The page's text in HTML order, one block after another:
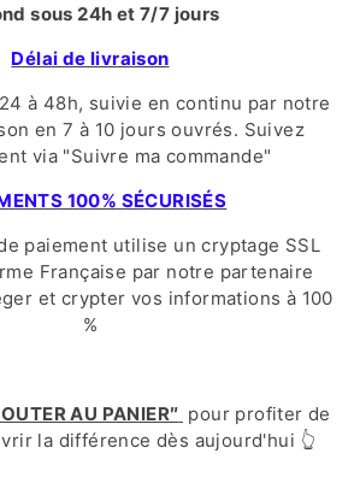
sous 24h et 7/7 jours
Délai de livraison
à 48h, suivie en continu par notre
en 7 à 10 jours ouvrés. Suivez
via "Suivre ma commande"
100% SÉCURISÉS
paiement utilise un cryptage SSL
Française par notre partenaire
et crypter vos informations à 100
%
AU PANIER″ pour profiter de
la différence dès aujourd'hui 👆